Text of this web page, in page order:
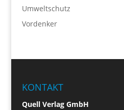
Umweltschutz
Vordenker
KONTAKT
Quell Verlag GmbH